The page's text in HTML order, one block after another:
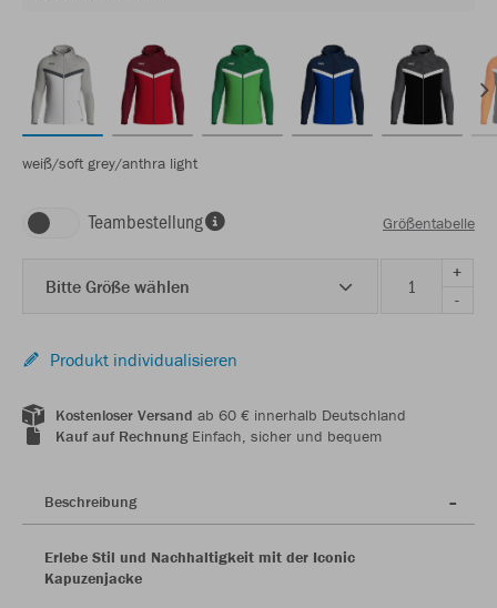
weiß/soft grey/anthra light
Teambestellung Größentabelle
Bitte Größe wählen
+
-
Produkt individualisieren
Kostenloser Versand ab 60 € innerhalb Deutschland
Kauf auf RechnungEinfach, sicher und bequem
Beschreibung
Erlebe Stil und Nachhaltigkeit mit der Iconic
Kapuzenjacke